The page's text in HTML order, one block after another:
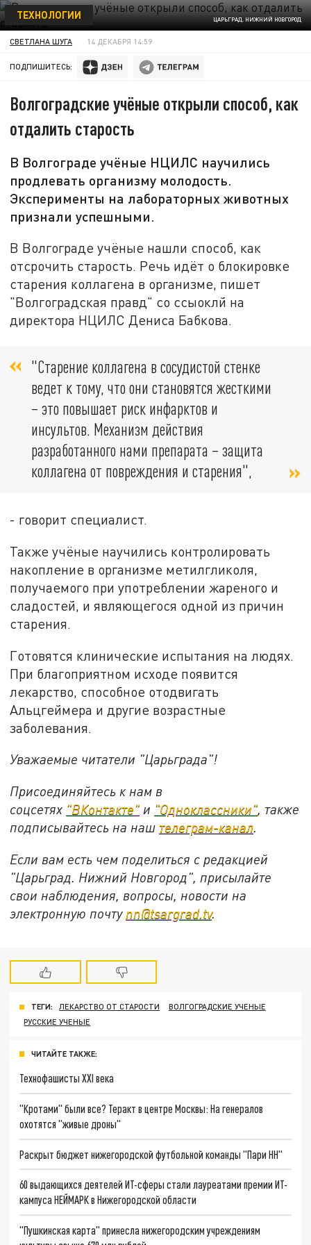
ЦАРЬГРАД. НИЖНИЙ НОВГОРОД
ТЕХНОЛОГИИ
СВЕТЛАНА ШУГА 14 ДЕКАБРЯ 14:59
ПОДПИШИТЕСЬ:
Волгоградские учёные открыли способ, как
отдалить старость
В Волгограде учёные НЦИЛС научились
продлевать организму молодость.
Эксперименты на лабораторных животных
признали успешными.
В Волгограде учёные нашли способ, как
отсрочить старость. Речь идёт о блокировке
старения коллагена в организме, пишет
"Волгоградская правд" со ссыоклй на
директора НЦИЛС Дениса Бабкова.
"Старение коллагена в сосудистой стенке
ведет к тому, что они становятся жесткими
– это повышает риск инфарктов и
инсультов. Механизм действия
разработанного нами препарата – защита
коллагена от повреждения и старения",
- говорит специалист.
Также учёные научились контролировать
накопление в организме метилгликоля,
получаемого при употреблении жареного и
сладостей, и являющегося одной из причин
старения.
Готовятся клинические испытания на людях.
При благоприятном исходе появится
лекарство, способное отодвигать
Альцгеймера и другие возрастные
заболевания.
Уважаемые читатели "Царьграда"!
Присоединяйтесь к нам в
соцсетях "ВКонтакте" и "Одноклассники", также
подписывайтесь на наш телеграм-канал.
Если вам есть чем поделиться с редакцией
"Царьград. Нижний Новгород", присылайте
свои наблюдения, вопросы, новости на
электронную почту nn@tsargrad.tv.
ТЕГИ: ЛЕКАРСТВО ОТ СТАРОСТИ
ВОЛГОГРАДСКИЕ УЧЕНЫЕ
РУССКИЕ УЧЕНЫЕ
ЧИТАЙТЕ ТАКЖЕ:
Технофашисты XXI века
"Кротами" были все? Теракт в центре Москвы: На генералов
охотятся "живые дроны"
Раскрыт бюджет нижегородской футбольной команды "Пари НН"
60 выдающихся деятелей ИТ-сферы стали лауреатами премии ИТ-
кампуса НЕЙМАРК в Нижегородской области
"Пушкинская карта" принесла нижегородским учреждениям